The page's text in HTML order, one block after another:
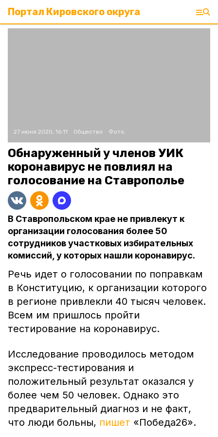
Портал Кировского округа
27 июня 2020, 16:11 Общество Фото:
Обнаруженный у членов УИК
коронавирус не повлиял на
голосование на Ставрополье
В Ставропольском крае не привлекут к
организации голосования более 50
сотрудников участковых избирательных
комиссий, у которых нашли коронавирус.
Речь идет о голосовании по поправкам
в Конституцию, к организации которого
в регионе привлекли 40 тысяч человек.
Всем им пришлось пройти
тестирование на коронавирус.
Исследование проводилось методом
экспресс-тестирования и
положительный результат оказался у
более чем 50 человек. Однако это
предварительный диагноз и не факт,
что люди больны, пишет «Победа26».